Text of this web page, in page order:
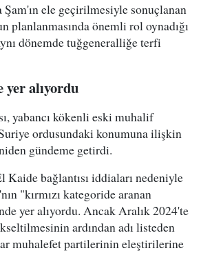
Şam'ın ele geçirilmesiyle sonuçlanan
planlanmasında önemli rol oynadığı
dönemde tuğgeneralliğe terfi
yer alıyordu
yabancı kökenli eski muhalif
Suriye ordusundaki konumuna ilişkin
gündeme getirdi.
bağlantısı iddiaları nedeniyle
"kırmızı kategoride aranan
yer alıyordu. Ancak Aralık 2024'te
ardından adı listeden
muhalefet partilerinin eleştirilerine